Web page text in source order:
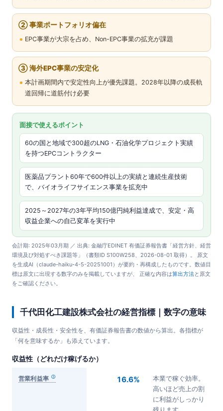
② 事業ポートフォリオ偏在
EPC事業が大宗を占め、Non-EPC事業の拡充が課題
③ 海外EPC事業の安定化
本計画期間内で安定性向上が優先課題。2028年以降の成長軌
道回帰に道筋付け必要
面接で使えるポイント
60の国と地域で300超のLNG・石油化学プロジェクト実績
を持つEPCコントラクター
医薬品プラント60年で600件以上の実績と連続生産技術
で、バイオライフサイエンス事業を拡充中
2025～2027年の3年平均150億円純利益達成で、安定・高
収益企業への自己変革を実行中
会計期: 2025年03月期 ／ 出典: 金融庁EDINET 有価証券報告書「経営方針、経営
環境及び対処すべき課題等」（書類ID S100W258、2026-08-01 取得）。 原文
を生成AI（claude-haiku-4-5-20251001）が要約・再構成したものです。数値目
標は原文に出現する数字のみを掲載していますが、 正確な内容は算出方法と原文
をご確認ください。
千代田化工建設株式会社の経営指標｜数字の意味
収益性・成長性・安全性を、有価証券報告書の数値から算出。各指標が
「何を意味するか」も添えています。
収益性（どれだけ稼げるか）
営業利益率 16.6%
本業で稼ぐ効率。
高いほど売上の割
に利益がしっかり